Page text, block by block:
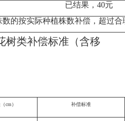
已结果， 40元
的按实际种植株数补偿，超过
树类补偿标准（含移
cm） 补偿标准